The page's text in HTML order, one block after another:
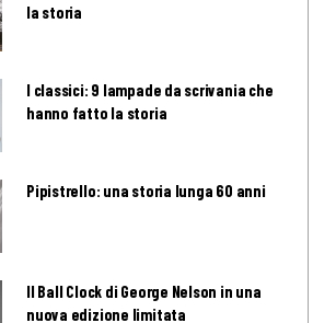
la storia
I classici: 9 lampade da scrivania che
hanno fatto la storia
Pipistrello: una storia lunga 60 anni
Il Ball Clock di George Nelson in una
nuova edizione limitata